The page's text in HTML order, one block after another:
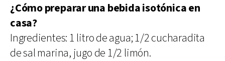
¿Cómo preparar una bebida isotónica en
casa?
Ingredientes: 1 litro de agua; 1/2 cucharadita
de sal marina, jugo de 1/2 limón.